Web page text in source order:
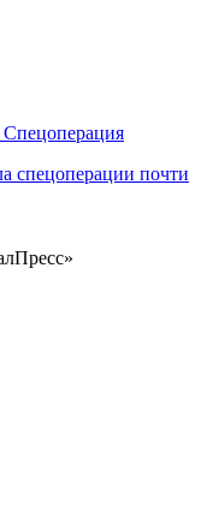
Спецоперация
спецоперации почти